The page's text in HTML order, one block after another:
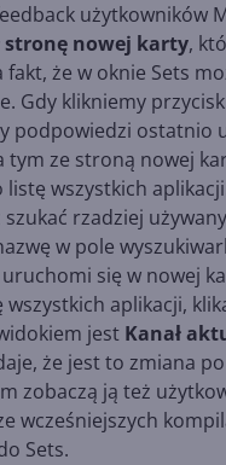
użytkowników
stronę nowej karty,
że w oknie Sets
Gdy klikniemy
podpowiedzi ostatnio
tym ze stroną nowej
wszystkich
rzadziej
w pole
się w nowej
wszystkich aplikacji,
jest Kanał
że jest to zmiana
zobaczą ją też
wcześniejszych
Sets.